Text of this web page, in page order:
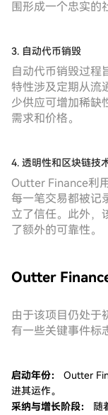
围形成一个忠实的
3. 自动代币销毁
自动代币销毁过程
特性涉及定期从流
少供应可增加稀缺
需求和价格。
4. 透明性和区块链技
Outter Finance利
每一笔交易都被记
立了信任。此外，
了额外的可靠性。
Outter
由于该项目仍处于
有一些关键事件标
启动年份：
Outter
进其运作。
采纳与增长阶段：
随